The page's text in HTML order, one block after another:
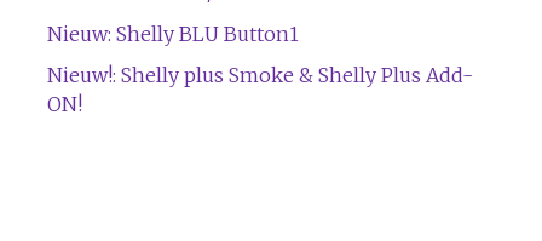
Nieuw: Shelly BLU Button1
Nieuw!: Shelly plus Smoke & Shelly Plus Add-
ON!